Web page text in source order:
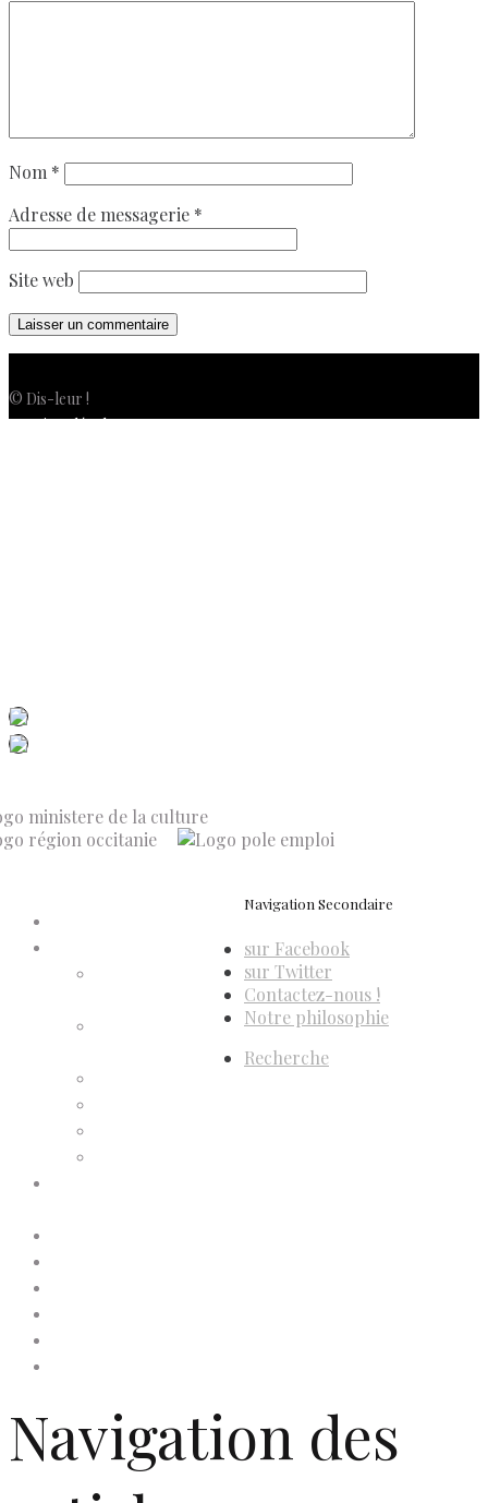
Nom *
Adresse de messagerie *
Site web
© Dis-leur !
Mentions légales
Navigation Secondaire
sur Facebook
sur Twitter
Contactez-nous !
Notre philosophie
Recherche
Navigation des